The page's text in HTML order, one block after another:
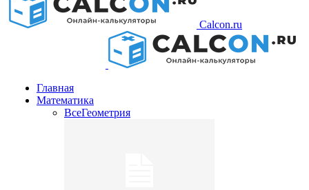
Calcon.ru
Главная
Математика
ВсеГеометрия